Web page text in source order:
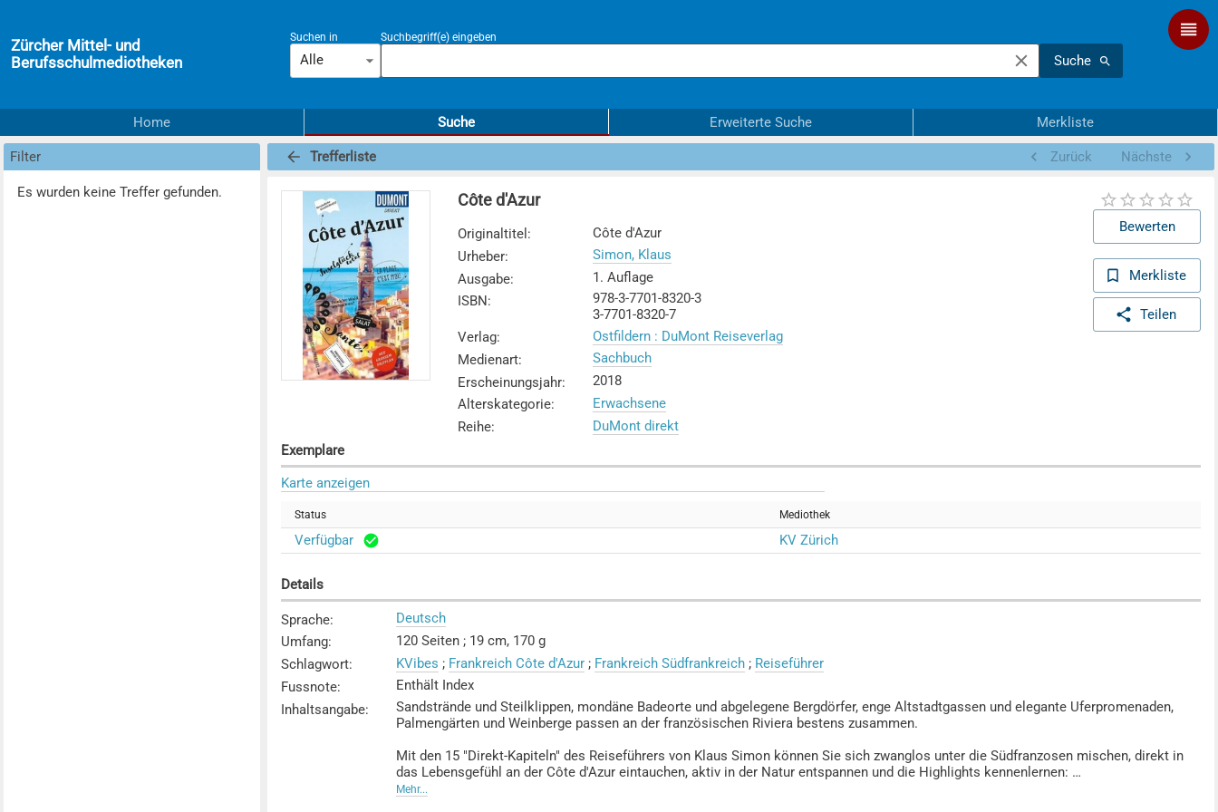
Zürcher Mittel- und
Berufsschulmediotheken
Suchen in
Alle
Suchbegriff(e) eingeben
Suche
Home Suche Erweiterte Suche Merkliste
Filter
Es wurden keine Treffer gefunden.
Trefferliste Zurück Nächste
Côte d'Azur
Originaltitel :
Côte d'Azur
Urheber:
Simon, Klaus
Ausgabe:
1. Auflage
ISBN:
978-3-7701-8320-3
3-7701-8320-7
Verlag:
Ostfildern : DuMont Reiseverlag
Medienart:
Sachbuch
Erscheinungsjahr:
2018
Alterskategorie:
Erwachsene
Reihe: DuMont direkt
Bewerten
Merkliste
Teilen
Exemplare
Karte anzeigen
Status Mediothek
Verfügbar KV Zürich
Details
Sprache:
Deutsch
Umfang:
120 Seiten ; 19 cm, 170 g
Schlagwort: KVibes ; Frankreich Côte d'Azur; Frankreich Südfrankreich; Reiseführer
Fussnote:
Enthält Index
Inhaltsangabe:
Sandstrände und Steilklippen, mondäne Badeorte und abgelegene Bergdörfer, enge Altstadtgassen und elegante Uferpromenaden,
Palmengärten und Weinberge passen an der französischen Riviera bestens zusammen.
Mit den 15 "Direkt-Kapiteln" des Reiseführers von Klaus Simon können Sie sich zwanglos unter die Südfranzosen mischen, direkt in
das Lebensgefühl an der Côte d'Azur eintauchen, aktiv in der Natur entspannen und die Highlights kennenlernen:
Mehr...